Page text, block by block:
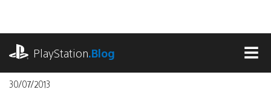
contenu
PlayStation.Blog
30/07/2013